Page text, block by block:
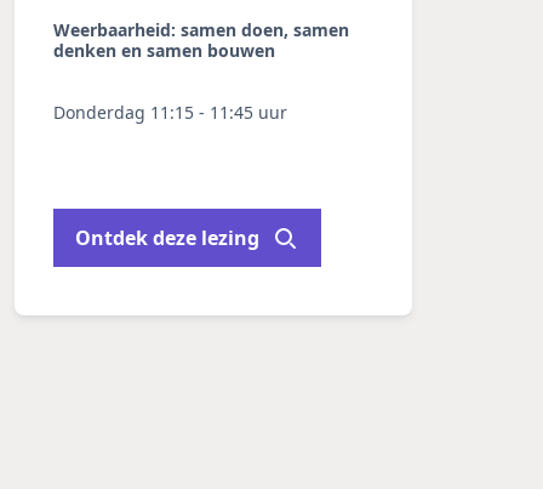
Weerbaarheid: samen doen, samen
denken en samen bouwen
Donderdag 11:15 - 11:45 uur
Ontdek deze lezing